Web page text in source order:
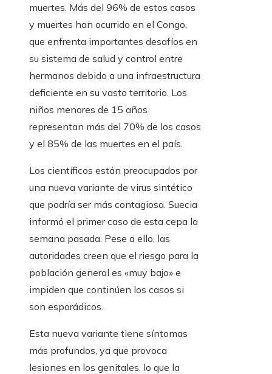
muertes. Más del 96% de estos casos
y muertes han ocurrido en el Congo,
que enfrenta importantes desafíos en
su sistema de salud y control entre
hermanos debido a una infraestructura
deficiente en su vasto territorio. Los
niños menores de 15 años
representan más del 70% de los casos
y el 85% de las muertes en el país.
Los científicos están preocupados por
una nueva variante de virus sintético
que podría ser más contagiosa. Suecia
informó el primer caso de esta cepa la
semana pasada. Pese a ello, las
autoridades creen que el riesgo para la
población general es «muy bajo» e
impiden que continúen los casos si
son esporádicos.
Esta nueva variante tiene síntomas
más profundos, ya que provoca
lesiones en los genitales, lo que la